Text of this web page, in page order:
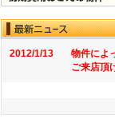
2012/1/13
物件によ
ご来店頂